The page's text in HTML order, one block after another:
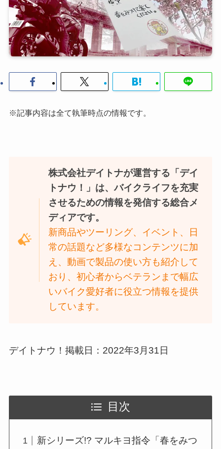
※記事内容は全て執筆時点の情報です。
株式会社デイトナが運営する「デイ
トナウ！」は、バイクライフを充実
させるための情報を発信する総合メ
ディアです。
新商品やツーリング、イベント、日
常の話題など多様なコンテンツに加
え、動画で製品の使い方も紹介して
おり、初心者からベテランまで幅広
いバイク愛好者に役立つ情報を提供
しています。
デイトナウ！掲載日：2022年3月31日
目次
新シリーズ!? マルキヨ指令「春をみつ